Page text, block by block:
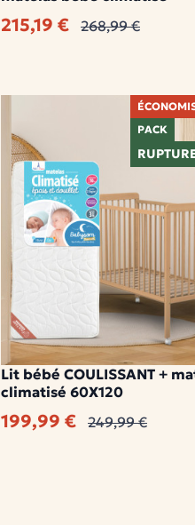
215,19 € 268,99 €
Lit bébé COULISSANT +
climatisé 60X120
199,99 € 249,99 €
PACK